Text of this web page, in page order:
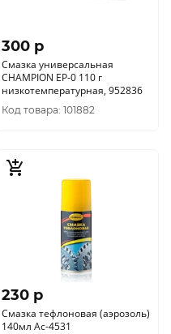
300 p
Смазка универсальная
CHAMPION EP-0 110 г
низкотемпературная, 952836
Код товара: 101882
230 p
Смазка тефлоновая (аэрозоль)
140мл Ас-4531